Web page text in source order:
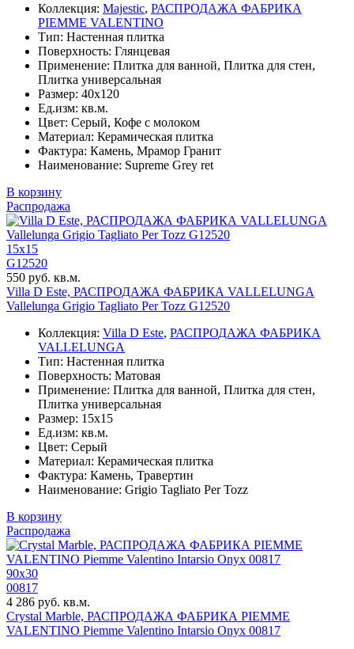
Коллекция: Majestic, РАСПРОДАЖА ФАБРИКА
PIEMME VALENTINO
Тип: Настенная плитка
Поверхность: Глянцевая
Применение: Плитка для ванной, Плитка для стен,
Плитка универсальная
Размер: 40x120
Ед.изм: кв.м.
Цвет: Серый, Кофе с молоком
Материал: Керамическая плитка
Фактура: Камень, Мрамор Гранит
Наименование: Supreme Grey ret
В корзину
Распродажа
15x15
G12520
550 руб. кв.м.
Villa D Este, РАСПРОДАЖА ФАБРИКА VALLELUNGA
Vallelunga Grigio Tagliato Per Tozz G12520
Коллекция: Villa D Este, РАСПРОДАЖА ФАБРИКА
VALLELUNGA
Тип: Настенная плитка
Поверхность: Матовая
Применение: Плитка для ванной, Плитка для стен,
Плитка универсальная
Размер: 15x15
Ед.изм: кв.м.
Цвет: Серый
Материал: Керамическая плитка
Фактура: Камень, Травертин
Наименование: Grigio Tagliato Per Tozz
В корзину
Распродажа
90x30
00817
4 286 руб. кв.м.
Crystal Marble, РАСПРОДАЖА ФАБРИКА PIEMME
VALENTINO Piemme Valentino Intarsio Onyx 00817